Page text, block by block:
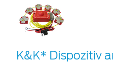
K&K* Dispozitiv